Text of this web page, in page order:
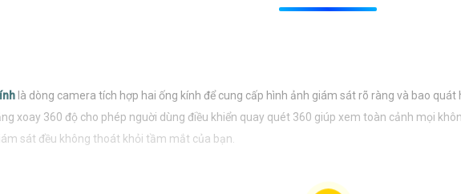
là dòng camera tích hợp hai ống kính để cung cấp hình ảnh giám sát rõ ràng và bao
xoay 360 độ cho phép nguời dùng điều khiển quay quét 360 giúp xem toàn cảnh mọi
sát đều không thoát khỏi tầm mắt của bạn.